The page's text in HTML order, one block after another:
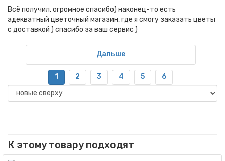
Всё получил, огромное спасибо) наконец-то есть
адекватный цветочный магазин, где я смогу заказать цветы
с доставкой ) спасибо за ваш сервис )
Дальше
1 2 3 4 5 6
К этому товару подходят